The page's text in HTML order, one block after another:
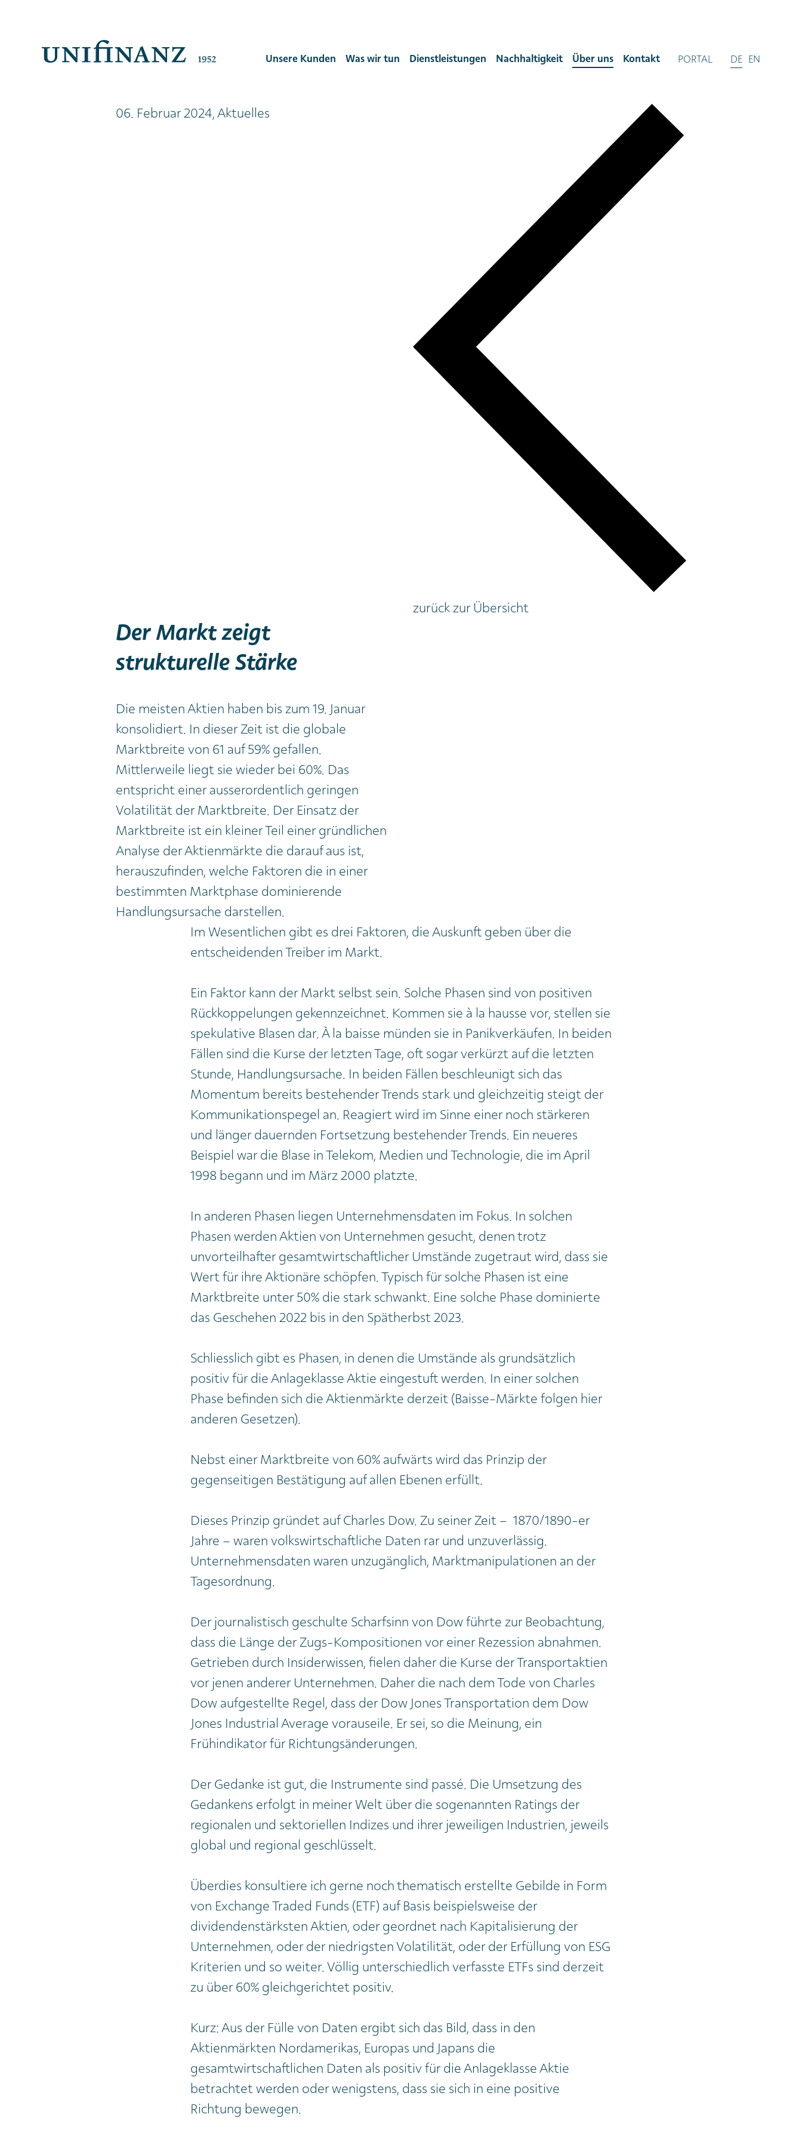
Unsere Kunden Was wir tun Dienstleistungen Nachhaltigkeit Über uns Kontakt PORTAL DE EN
zurück zur Übersicht
06. Februar 2024, Aktuelles
Der Markt zeigt
strukturelle Stärke
Die meisten Aktien haben bis zum 19. Januar
konsolidiert. In dieser Zeit ist die globale
Marktbreite von 61 auf 59% gefallen.
Mittlerweile liegt sie wieder bei 60%. Das
entspricht einer ausserordentlich geringen
Volatilität der Marktbreite. Der Einsatz der
Marktbreite ist ein kleiner Teil einer gründlichen
Analyse der Aktienmärkte die darauf aus ist,
herauszufinden, welche Faktoren die in einer
bestimmten Marktphase dominierende
Handlungsursache darstellen.
Im Wesentlichen gibt es drei Faktoren, die Auskunft geben über die
entscheidenden Treiber im Markt.
Ein Faktor kann der Markt selbst sein. Solche Phasen sind von positiven
Rückkoppelungen gekennzeichnet. Kommen sie à la hausse vor, stellen sie
spekulative Blasen dar. À la baisse münden sie in Panikverkäufen. In beiden
Fällen sind die Kurse der letzten Tage, oft sogar verkürzt auf die letzten
Stunde, Handlungsursache. In beiden Fällen beschleunigt sich das
Momentum bereits bestehender Trends stark und gleichzeitig steigt der
Kommunikationspegel an. Reagiert wird im Sinne einer noch stärkeren
und länger dauernden Fortsetzung bestehender Trends. Ein neueres
Beispiel war die Blase in Telekom, Medien und Technologie, die im April
1998 begann und im März 2000 platzte.
In anderen Phasen liegen Unternehmensdaten im Fokus. In solchen
Phasen werden Aktien von Unternehmen gesucht, denen trotz
unvorteilhafter gesamtwirtschaftlicher Umstände zugetraut wird, dass sie
Wert für ihre Aktionäre schöpfen. Typisch für solche Phasen ist eine
Marktbreite unter 50% die stark schwankt. Eine solche Phase dominierte
das Geschehen 2022 bis in den Spätherbst 2023.
Schliesslich gibt es Phasen, in denen die Umstände als grundsätzlich
positiv für die Anlageklasse Aktie eingestuft werden. In einer solchen
Phase befinden sich die Aktienmärkte derzeit (Baisse-Märkte folgen hier
anderen Gesetzen).
Nebst einer Marktbreite von 60% aufwärts wird das Prinzip der
gegenseitigen Bestätigung auf allen Ebenen erfüllt.
Dieses Prinzip gründet auf Charles Dow. Zu seiner Zeit – 1870/1890-er
Jahre – waren volkswirtschaftliche Daten rar und unzuverlässig.
Unternehmensdaten waren unzugänglich, Marktmanipulationen an der
Tagesordnung.
Der journalistisch geschulte Scharfsinn von Dow führte zur Beobachtung,
dass die Länge der Zugs-Kompositionen vor einer Rezession abnahmen.
Getrieben durch Insiderwissen, fielen daher die Kurse der Transportaktien
vor jenen anderer Unternehmen. Daher die nach dem Tode von Charles
Dow aufgestellte Regel, dass der Dow Jones Transportation dem Dow
Jones Industrial Average vorauseile. Er sei, so die Meinung, ein
Frühindikator für Richtungsänderungen.
Der Gedanke ist gut, die Instrumente sind passé. Die Umsetzung des
Gedankens erfolgt in meiner Welt über die sogenannten Ratings der
regionalen und sektoriellen Indizes und ihrer jeweiligen Industrien, jeweils
global und regional geschlüsselt.
Überdies konsultiere ich gerne noch thematisch erstellte Gebilde in Form
von Exchange Traded Funds (ETF) auf Basis beispielsweise der
dividendenstärksten Aktien, oder geordnet nach Kapitalisierung der
Unternehmen, oder der niedrigsten Volatilität, oder der Erfüllung von ESG
Kriterien und so weiter. Völlig unterschiedlich verfasste ETFs sind derzeit
zu über 60% gleichgerichtet positiv.
Kurz: Aus der Fülle von Daten ergibt sich das Bild, dass in den
Aktienmärkten Nordamerikas, Europas und Japans die
gesamtwirtschaftlichen Daten als positiv für die Anlageklasse Aktie
betrachtet werden oder wenigstens, dass sie sich in eine positive
Richtung bewegen.